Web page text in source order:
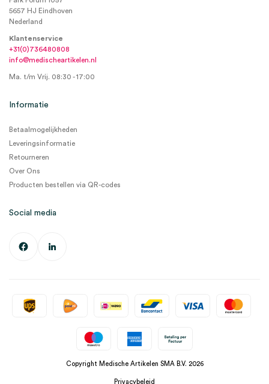
5657 HJ Eindhoven
Nederland
Klantenservice
+31(0)736480808
info@medischeartikelen.nl
Ma. t/m Vrij. 08:30 - 17:00
Informatie
Betaalmogelijkheden
Leveringsinformatie
Retourneren
Over Ons
Producten bestellen via QR-codes
Social media
Copyright Medische Artikelen SMA B.V. 2026
Privacybeleid